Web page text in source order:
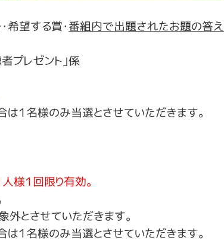
希望する賞・番組内で出題されたお題の答え
プレゼント｣係
１名様のみ当選とさせていただきます。
人様１回限り有効。
とさせていただきます。
１名様のみ当選とさせていただきます。